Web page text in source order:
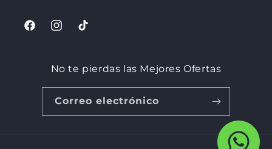
FacebookInstagram
TikTok
No te pierdas las Mejores Ofertas
Correo electrónico